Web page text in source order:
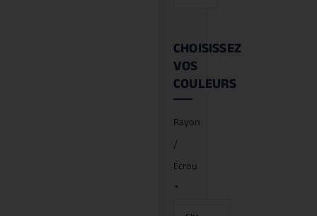
CHOISISSEZ
VOS
COULEURS
Rayon
/
Écrou
*